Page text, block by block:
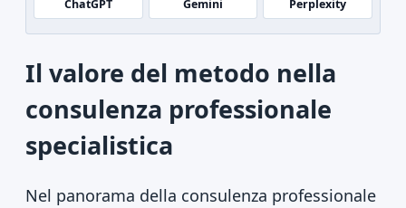
ChatGPT Gemini Perplexity
Il valore del metodo nella
consulenza professionale
specialistica
Nel panorama della consulenza professionale